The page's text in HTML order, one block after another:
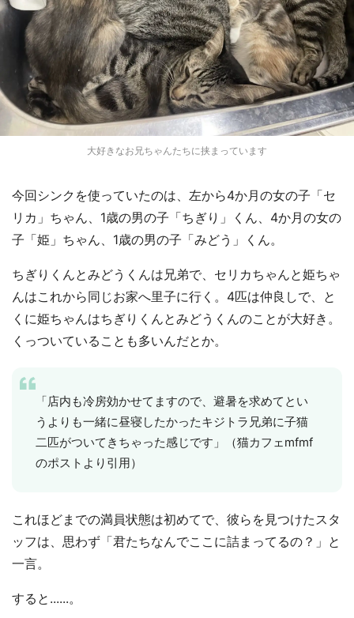
大好きなお兄ちゃんたちに挟まっています
今回シンクを使っていたのは、左から4か月の女の子「セ
リカ」ちゃん、1歳の男の子「ちぎり」くん、4か月の女の
子「姫」ちゃん、1歳の男の子「みどう」くん。
ちぎりくんとみどうくんは兄弟で、セリカちゃんと姫ちゃ
んはこれから同じお家へ里子に行く。4匹は仲良しで、と
くに姫ちゃんはちぎりくんとみどうくんのことが大好き。
くっついていることも多いんだとか。
「店内も冷房効かせてますので、避暑を求めてとい
うよりも一緒に昼寝したかったキジトラ兄弟に子猫
二匹がついてきちゃった感じです」（猫カフェmfmf
のポストより引用）
これほどまでの満員状態は初めてで、彼らを見つけたスタ
ッフは、思わず「君たちなんでここに詰まってるの？」と
一言。
すると......。